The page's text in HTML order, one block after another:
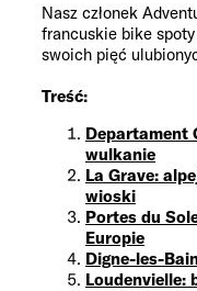
Nasz członek
francuskie bike
swoich pięć
Treść:
Departament
wulkanie
La Grave:
wioski
Portes du
Europie
Digne-les-
Loudenvielle: